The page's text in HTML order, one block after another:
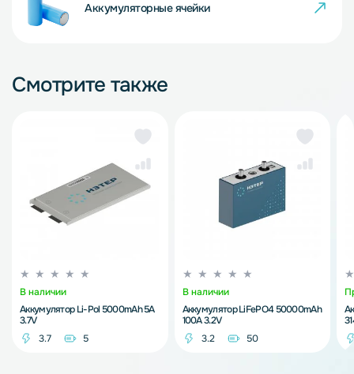
Аккумуляторные ячейки
Смотрите также
В наличии
Аккумулятор Li-Pol 5000mAh 5A
3.7V
3.7
5
В наличии
Аккумулятор LiFePO4 50000mAh
100A 3.2V
3.2
50